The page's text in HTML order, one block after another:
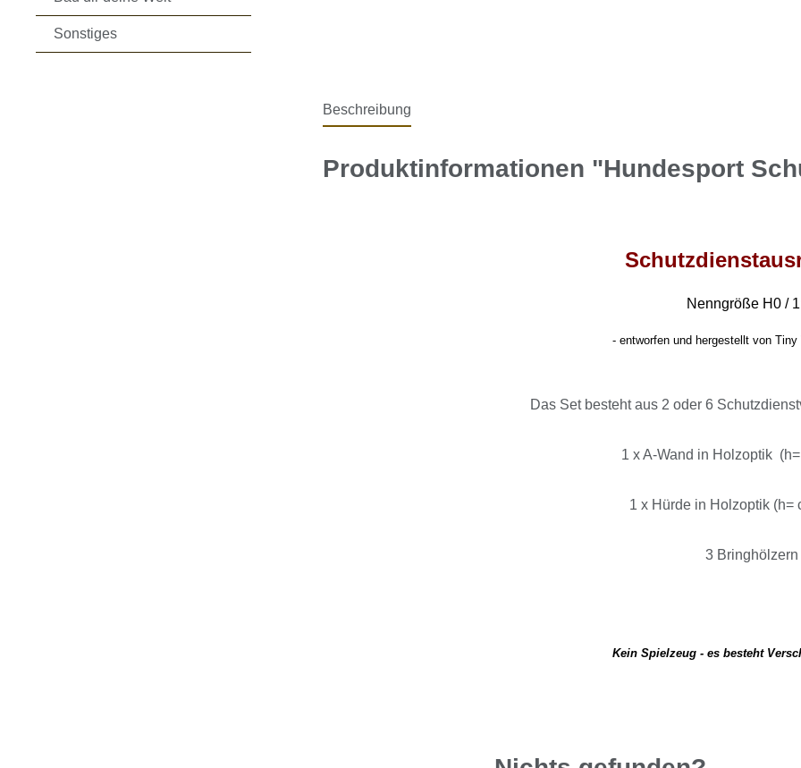
Sonstiges
Beschreibung
Produktinformationen "Hundesport
Nenngröße H0 /
- entworfen und hergestellt von Tiny
Das Set besteht aus 2 oder 6
1 x A-Wand in Holzoptik
1 x Hürde in Holzoptik (h=
3 Bringhölzern
Kein Spielzeug - es besteht